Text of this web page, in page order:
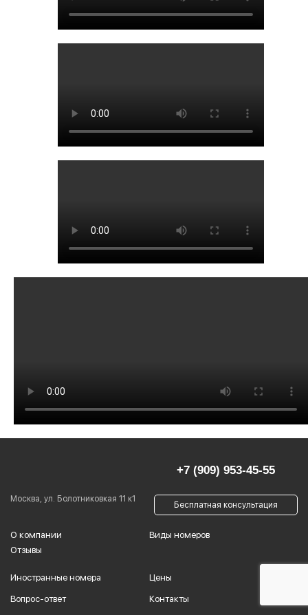
Москва, ул. Болотниковкая 11 к1
О компании
Отзывы
Виды номеров
Иностранные номера Цены
Вопрос-ответ Контакты
+7 (909) 953-45-55
Бесплатная консультация